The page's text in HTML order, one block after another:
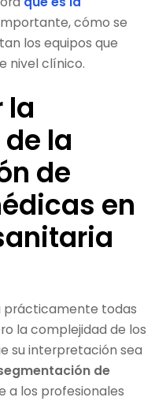
cómo se
los equipos que
nivel clínico.
la
la
de
en
prácticamente todas
la complejidad de los
su interpretación sea
de
a los profesionales